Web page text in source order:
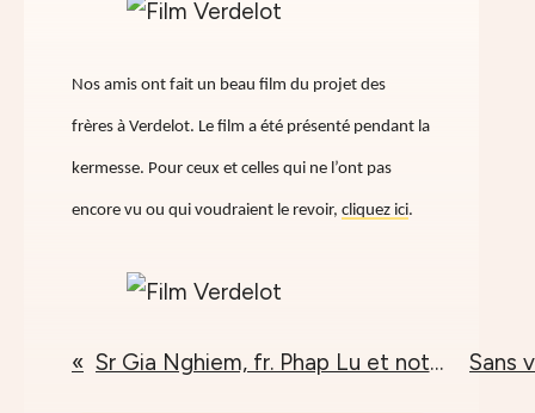
Nos amis ont fait un beau film du projet des
frères à Verdelot. Le film a été présenté pendant la
kermesse. Pour ceux et celles qui ne l’ont pas
encore vu ou qui voudraient le revoir, cliquez ici.
Sr Gia Nghiem, fr. Phap Lu et notre adresse